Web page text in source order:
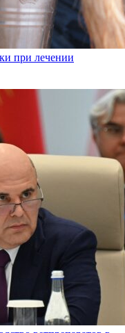
при лечении